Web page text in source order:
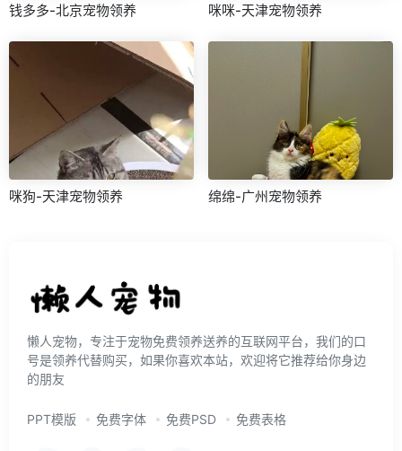
钱多多-北京宠物领养 咪咪-天津宠物领养
咪狗-天津宠物领养 绵绵-广州宠物领养
懒人宠物，专注于宠物免费领养送养的互联网平台，我们的口
号是领养代替购买，如果你喜欢本站，欢迎将它推荐给你身边
的朋友
PPT模版 免费字体 免费PSD 免费表格